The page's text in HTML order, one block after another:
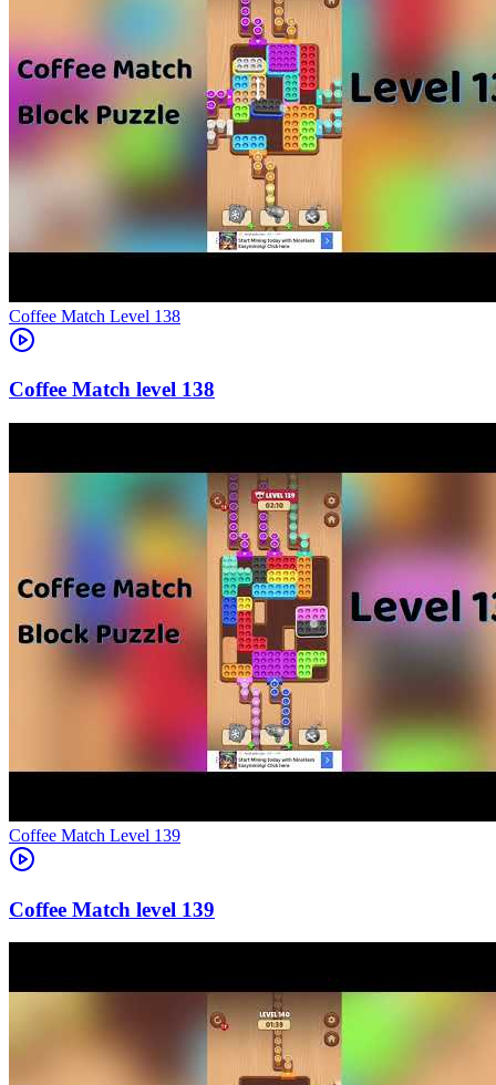
Level 138
138
Level 139
139